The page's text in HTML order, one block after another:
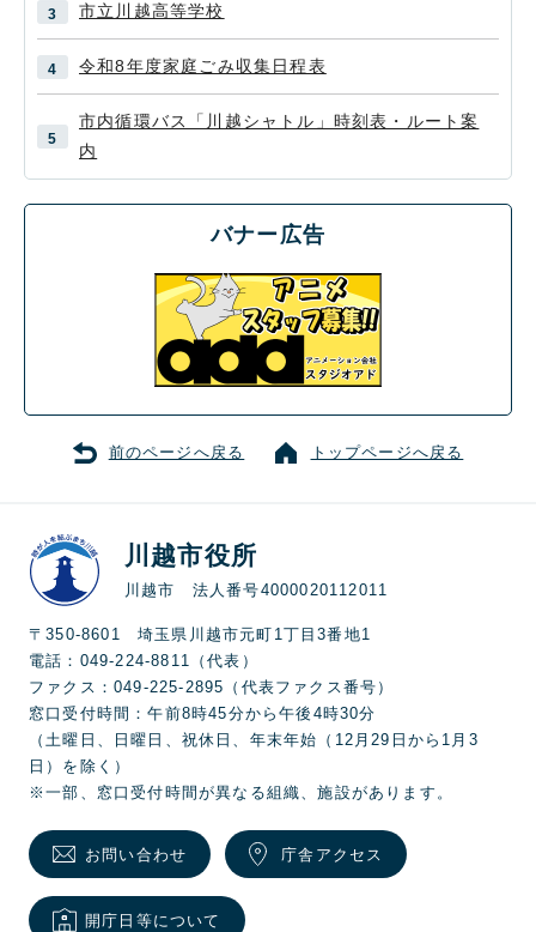
市立川越高等学校
令和8年度家庭ごみ収集日程表
市内循環バス「川越シャトル」時刻表・ルート案
内
バナー広告
前のページへ戻る トップページへ戻る
川越市役所
川越市 法人番号4000020112011
〒350-8601 埼玉県川越市元町1丁目3番地1
電話：049-224-8811（代表）
ファクス：049-225-2895（代表ファクス番号）
窓口受付時間：午前8時45分から午後4時30分
（土曜日、日曜日、祝休日、年末年始（12月29日から1月3
日）を除く）
※一部、窓口受付時間が異なる組織、施設があります。
お問い合わせ 庁舎アクセス
開庁日等について